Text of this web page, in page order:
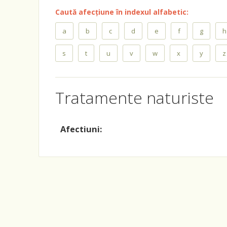
Caută afecțiune în indexul alfabetic:
a b c d e f g h
s t u v w x y z
Tratamente naturiste
Afectiuni: